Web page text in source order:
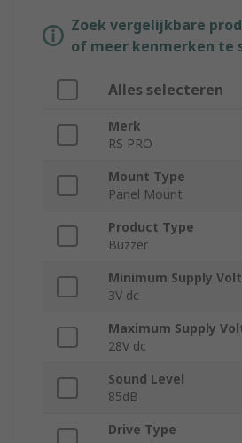
Zoek vergelijkbare
of meer kenmerken te
Alles selecteren
Merk
RS PRO
Mount Type
Panel Mount
Product Type
Buzzer
Minimum Supply
3V dc
Maximum Supply
28V dc
Sound Level
85dB
Drive Type